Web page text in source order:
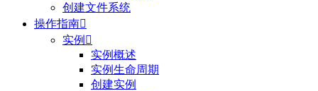
创建文件系统
操作指南
实例 
实例概述
实例生命周期
创建实例